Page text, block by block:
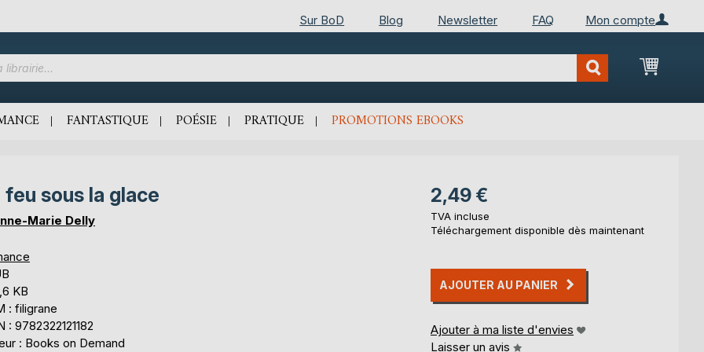
Mon compte
Sur BoD Blog Newsletter FAQ
Mon
FANTASTIQUE POÉSIE PRATIQUE PROMOTIONS EBOOKS
feu sous la glace
Marie Delly
KB
: filigrane
: 9782322121182
: Books on Demand
2,49 €
TVA incluse
Téléchargement disponible dès maintenant
AJOUTER AU PANIER
Ajouter à ma liste d'envies
Laisser un avis